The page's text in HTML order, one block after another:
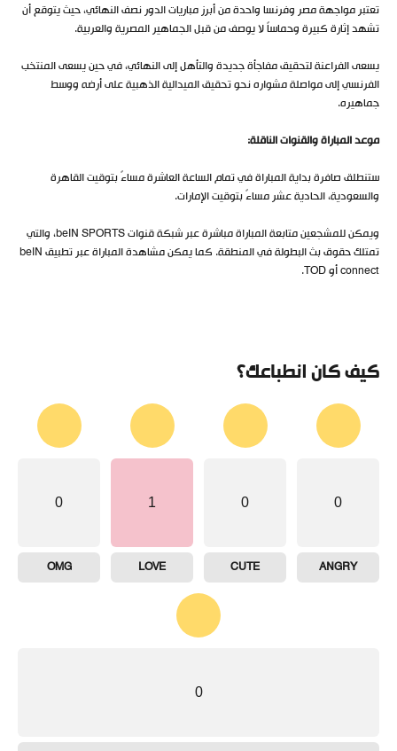
تعتبر مواجهة مصر وفرنسا واحدة من أبرز مباريات الدور نصف النهائي، حيث يتوقع أن
تشهد إثارة كبيرة وحماساً لا يوصف من قبل الجماهير المصرية والعربية.
يسعى الفراعنة لتحقيق مفاجأة جديدة والتأهل إلى النهائي، في حين يسعى المنتخب
الفرنسي إلى مواصلة مشواره نحو تحقيق الميدالية الذهبية على أرضه ووسط
جماهيره.
موعد المباراة والقنوات الناقلة:
ستنطلق صافرة بداية المباراة في تمام الساعة العاشرة مساءً بتوقيت القاهرة
والسعودية، الحادية عشر مساءً بتوقيت الإمارات.
ويمكن للمشجعين متابعة المباراة مباشرة عبر شبكة قنوات beIN SPORTS، والتي
تمتلك حقوق بث البطولة في المنطقة. كما يمكن مشاهدة المباراة عبر تطبيق beIN
connect أو TOD.
كيف كان انطباعك؟
0
ANGRY
0
CUTE
1
LOVE
0
OMG
0